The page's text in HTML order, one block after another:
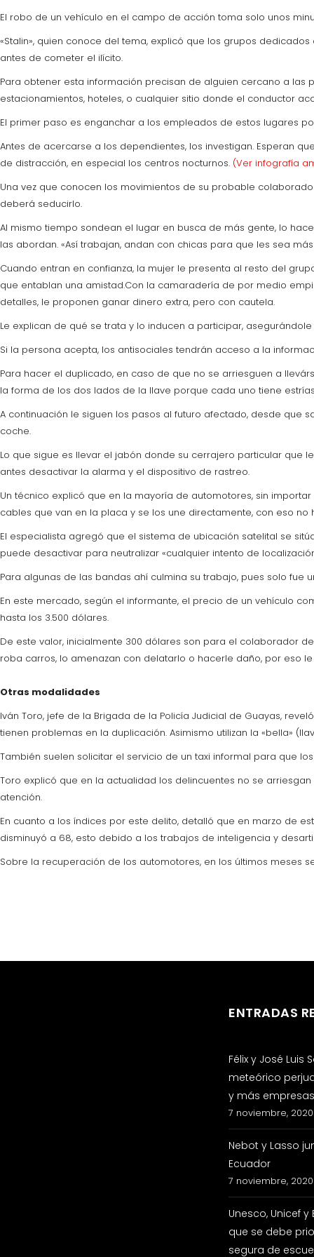
El robo de un vehículo en el campo de acción toma solo unos
«Stalin», quien conoce del tema, explicó que los grupos
antes de cometer el ilícito.
Para obtener esta información precisan de alguien cercano a las
estacionamientos, hoteles, o cualquier sitio donde el conductor
El primer paso es enganchar a los empleados de estos lugares
Antes de acercarse a los dependientes, los investigan. Esperan
de distracción, en especial los centros nocturnos. (Ver infografía
Una vez que conocen los movimientos de su probable
deberá seducirlo.
Al mismo tiempo sondean el lugar en busca de más gente, lo
las abordan. «Así trabajan, andan con chicas para que les sea
Cuando entran en confianza, la mujer le presenta al resto del
que entablan una amistad.Con la camaradería de por medio
detalles, le proponen ganar dinero extra, pero con cautela.
Le explican de qué se trata y lo inducen a participar,
Si la persona acepta, los antisociales tendrán acceso a la
Para hacer el duplicado, en caso de que no se arriesguen a
la forma de los dos lados de la llave porque cada uno tiene
A continuación le siguen los pasos al futuro afectado, desde que
coche.
Lo que sigue es llevar el jabón donde su cerrajero particular que
antes desactivar la alarma y el dispositivo de rastreo.
Un técnico explicó que en la mayoría de automotores, sin
cables que van en la placa y se los une directamente, con eso
El especialista agregó que el sistema de ubicación satelital se
puede desactivar para neutralizar «cualquier intento de
Para algunas de las bandas ahí culmina su trabajo, pues solo
En este mercado, según el informante, el precio de un vehículo
hasta los 3.500 dólares.
De este valor, inicialmente 300 dólares son para el colaborador
roba carros, lo amenazan con delatarlo o hacerle daño, por eso le
Otras modalidades
Iván Toro, jefe de la Brigada de la Policía Judicial de Guayas,
tienen problemas en la duplicación. Asimismo utilizan la «bella»
También suelen solicitar el servicio de un taxi informal para que
Toro explicó que en la actualidad los delincuentes no se
atención.
En cuanto a los índices por este delito, detalló que en marzo de
disminuyó a 68, esto debido a los trabajos de inteligencia y
Sobre la recuperación de los automotores, en los últimos meses
ENTRADAS
Félix y José Luis
meteórico
y más
7 noviembre, 2020
Nebot y Lasso
Ecuador
7 noviembre, 2020
Unesco, Unicef
que se debe
segura de